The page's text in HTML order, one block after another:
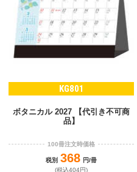
KG801
ボタニカル 2027 【代引き不可商
品】
100冊注文時価格
税別 368 円/冊
(税込404円)